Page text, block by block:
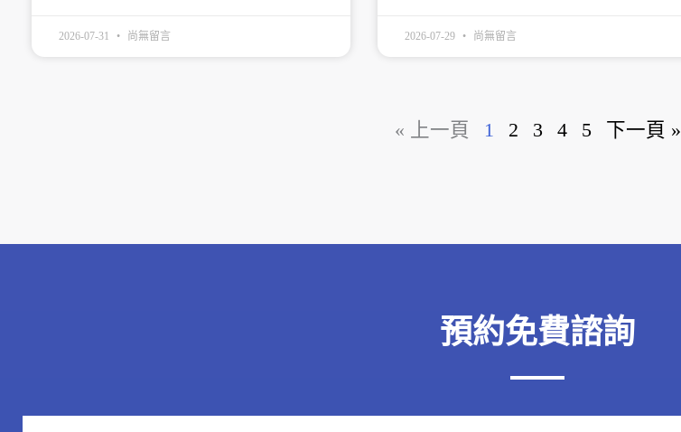
2026-07-31 尚無留言 2026-07-29 尚無留言
« 上一頁 1 2 3 4 5 下一頁 »
預約免費諮詢